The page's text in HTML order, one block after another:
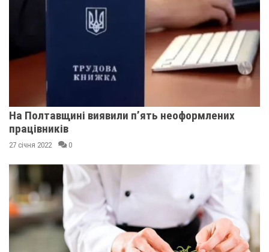
На Полтавщині виявили п’ять неоформлених
працівників
27 січня 2022 0